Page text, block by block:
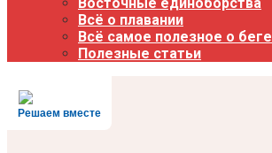
Всё о плавании
Всё самое полезное о беге
Полезные статьи
Решаем вместе